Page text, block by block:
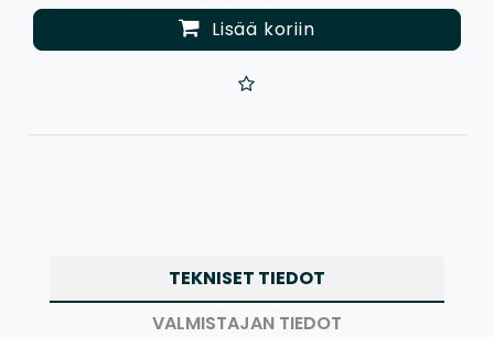
Lisää koriin
TEKNISET TIEDOT
VALMISTAJAN TIEDOT